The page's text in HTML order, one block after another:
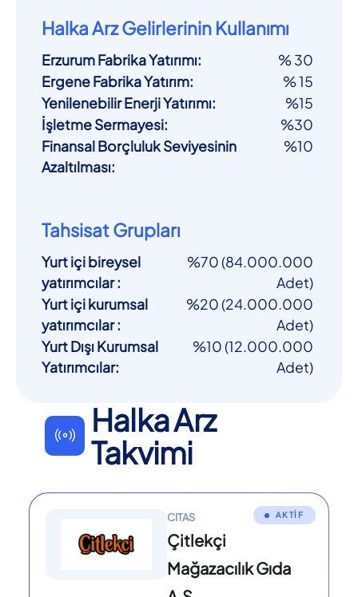
Halka Arz Gelirlerinin Kullanımı
Erzurum Fabrika Yatırımı:
% 30
Ergene Fabrika Yatırım:
% 15
Yenilenebilir Enerji Yatırımı:
%15
İşletme Sermayesi:
%30
Finansal Borçluluk Seviyesinin
Azaltılması:
%10
Tahsisat Grupları
Yurt içi bireysel
yatırımcılar:
%70 (84.000.000
Adet)
Yurt içi kurumsal
yatırımcılar:
%20 (24.000.000
Adet)
Yurt Dışı Kurumsal
Yatırımcılar:
%10 (12.000.000
Adet)
Halka Arz
Takvimi
CITAS
Çitlekçi
Mağazacılık Gıda
AKTİF